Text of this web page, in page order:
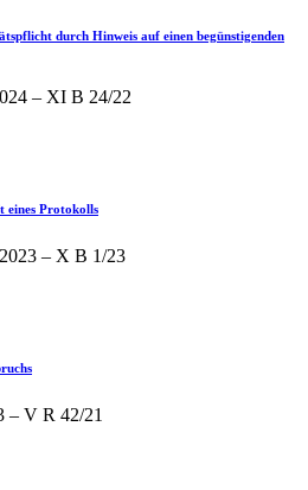
durch Hinweis auf einen begünstigenden
– XI B 24/22
eines Protokolls
– X B 1/23
– V R 42/21